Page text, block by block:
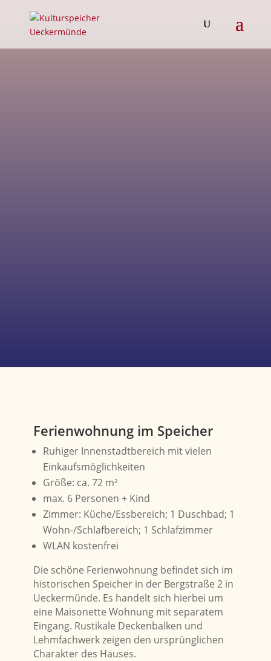
Ferienwohnung im Speicher
Ruhiger Innenstadtbereich mit vielen
Einkaufsmöglichkeiten
Größe: ca. 72 m²
max. 6 Personen + Kind
Zimmer: Küche/Essbereich; 1 Duschbad; 1
Wohn-/Schlafbereich; 1 Schlafzimmer
WLAN kostenfrei
Die schöne Ferienwohnung befindet sich im
historischen Speicher in der Bergstraße 2 in
Ueckermünde. Es handelt sich hierbei um
eine Maisonette Wohnung mit separatem
Eingang. Rustikale Deckenbalken und
Lehmfachwerk zeigen den ursprünglichen
Charakter des Hauses.